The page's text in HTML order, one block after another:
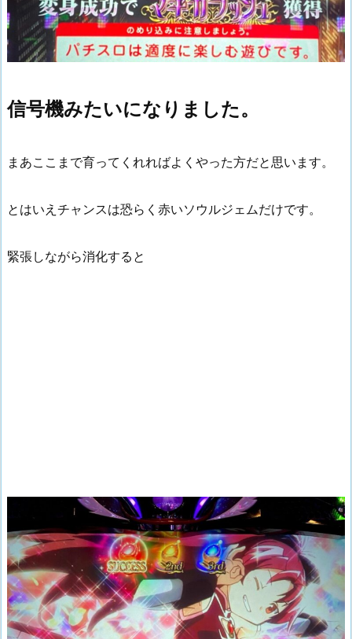
信号機みたいになりました。
まあここまで育ってくれればよくやった方だと思います。
とはいえチャンスは恐らく赤いソウルジェムだけです。
緊張しながら消化すると